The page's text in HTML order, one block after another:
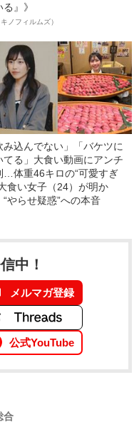
』》
ノフィルムズ）
み込んでない」「バケツに
てる」大食い動画にアンチ
…体重46キロの“可愛すぎ
食い女子（24）が明か
“やらせ疑惑”への本音
中！
メルマガ登録
公式YouTube
合